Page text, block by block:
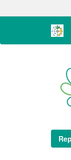
navigation